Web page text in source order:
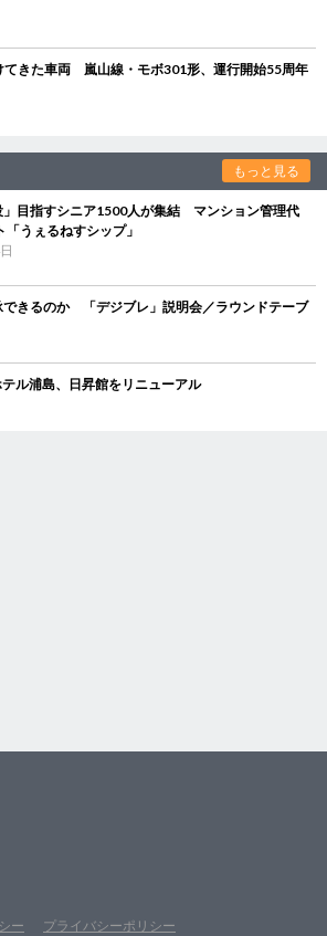
てきた車両 嵐山線・モボ301形、運行開始55周年
もっと見る
」目指すシニア1500人が集結 マンション管理代
「うぇるねすシップ」
きるのか 「デジブレ」説明会／ラウンドテーブ
ル浦島、日昇館をリニューアル
ー プライバシーポリシー